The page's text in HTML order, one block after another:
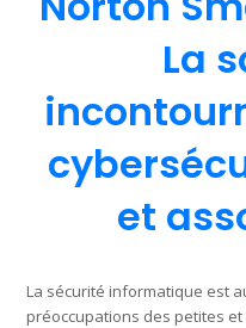
La
et
La sécurité informatique est
préoccupations des petites